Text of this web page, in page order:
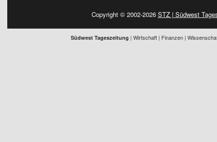
Copyright © 2002-2026 STZ | Südwest
Südwest Tageszeitung | Wirtschaft | Finanzen |